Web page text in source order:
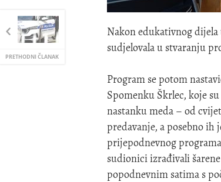
PRETHODNI ČLANAK
Nakon edukativnog
sudjelovala u stvaranju
Program se potom
Spomenku Škrlec, koje
nastanku meda – od
predavanje, a posebno ih
prijepodnevnog
sudionici izrađivali
popodnevnim satima s